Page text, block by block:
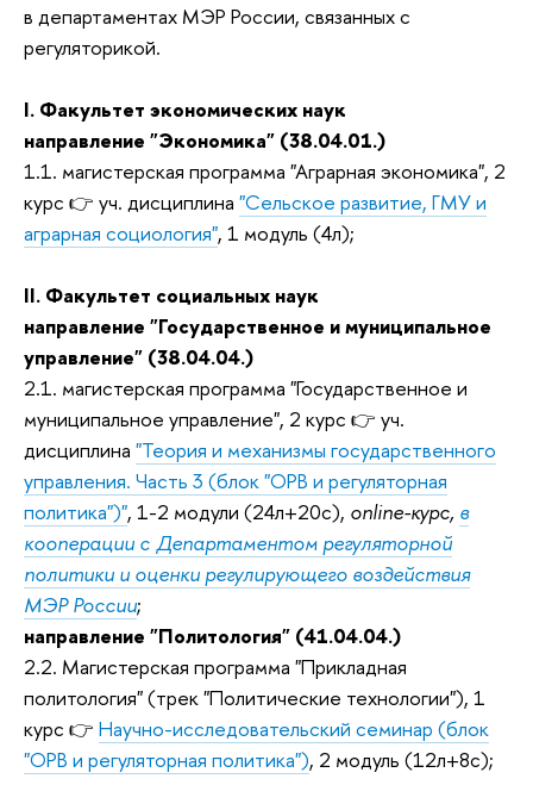
в департаментах МЭР России, связанных с
регуляторикой.
I. Факультет экономических наук
направление "Экономика" (38.04.01.)
1.1. магистерская программа "Аграрная экономика", 2
курс 👉 уч. дисциплина "Сельское развитие, ГМУ и
аграрная социология", 1 модуль (4л);
II. Факультет социальных наук
направление "Государственное и муниципальное
управление" (38.04.04.)
2.1. магистерская программа "Государственное и
муниципальное управление", 2 курс 👉 уч.
дисциплина "Теория и механизмы государственного
управления. Часть 3 (блок "ОРВ и регуляторная
политика")", 1-2 модули (24л+20с), online-курс, в
кооперации с Департаментом регуляторной
политики и оценки регулирующего воздействия
МЭР России;
направление "Политология" (41.04.04.)
2.2. Магистерская программа "Прикладная
политология" (трек "Политические технологии"), 1
курс 👉 Научно-исследовательский семинар (блок
"ОРВ и регуляторная политика"), 2 модуль (12л+8с);